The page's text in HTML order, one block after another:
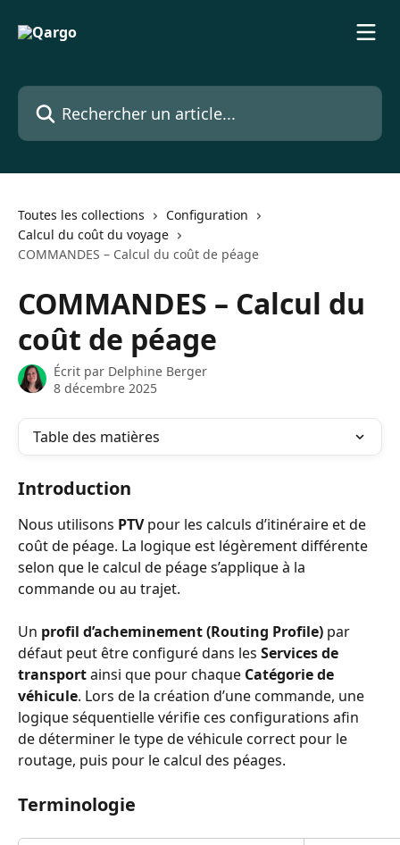
Rechercher un article...
Toutes les collections
Configuration
Calcul du coût du voyage
COMMANDES – Calcul du coût de péage
COMMANDES – Calcul du
coût de péage
Écrit par Delphine Berger
8 décembre 2025
Table des matières
Introduction
Nous utilisons PTV pour les calculs d’itinéraire et de
coût de péage. La logique est légèrement différente
selon que le calcul de péage s’applique à la
commande ou au trajet.
Un profil d’acheminement (Routing Profile) par
défaut peut être configuré dans les Services de
transport ainsi que pour chaque Catégorie de
véhicule. Lors de la création d’une commande, une
logique séquentielle vérifie ces configurations afin
de déterminer le type de véhicule correct pour le
routage, puis pour le calcul des péages.
Terminologie